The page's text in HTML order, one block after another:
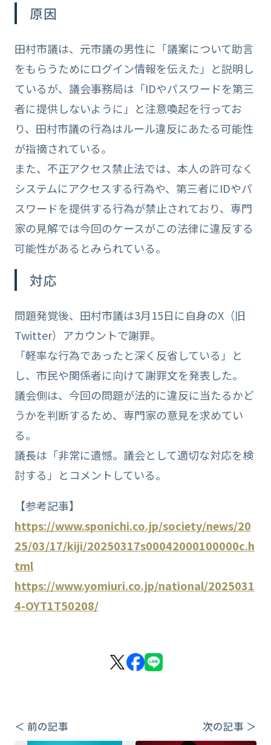
原因
田村市議は、元市議の男性に「議案について助言
をもらうためにログイン情報を伝えた」と説明し
ているが、議会事務局は「IDやパスワードを第三
者に提供しないように」と注意喚起を行ってお
り、田村市議の行為はルール違反にあたる可能性
が指摘されている。
また、不正アクセス禁止法では、本人の許可なく
システムにアクセスする行為や、第三者にIDやパ
スワードを提供する行為が禁止されており、専門
家の見解では今回のケースがこの法律に違反する
可能性があるとみられている。
対応
問題発覚後、田村市議は3月15日に自身のX（旧
Twitter）アカウントで謝罪。
「軽率な行為であったと深く反省している」と
し、市民や関係者に向けて謝罪文を発表した。
議会側は、今回の問題が法的に違反に当たるかど
うかを判断するため、専門家の意見を求めてい
る。
議長は「非常に遺憾。議会として適切な対応を検
討する」とコメントしている。
【参考記事】
https://www.sponichi.co.jp/society/news/20
25/03/17/kiji/20250317s00042000100000c.h
tml
https://www.yomiuri.co.jp/national/2025031
4-OYT1T50208/
＜ 前の記事 次の記事 ＞